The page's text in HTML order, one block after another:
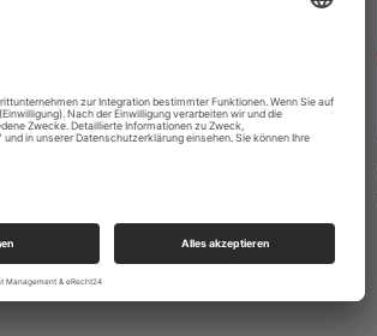
deutschen Foodtruck Community.
Melden Sie Ihren Foodtruck an und